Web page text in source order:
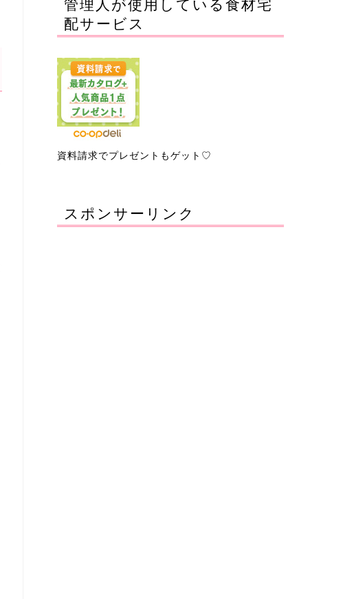
管理人が使用している食材宅
配サービス
資料請求でプレゼントもゲット♡
スポンサーリンク